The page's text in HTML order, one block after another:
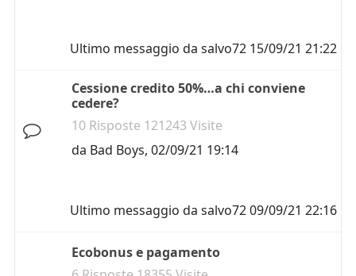
Ultimo messaggio da salvo72 15/09/21 21:22
Cessione credito 50%…a chi conviene
cedere?
10 Risposte 121243 Visite
da Bad Boys, 02/09/21 19:14
Ultimo messaggio da salvo7209/09/21 22:16
Ecobonus e pagamento